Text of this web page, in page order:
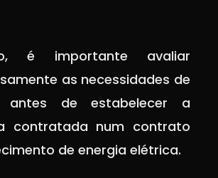
é importante avaliar
as necessidades de
antes de estabelecer a
contratada num contrato
de energia elétrica.